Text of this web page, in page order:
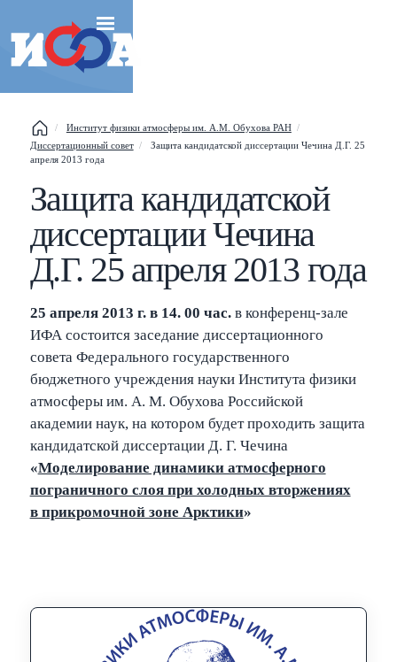
Институт физики атмосферы им. А.М. Обухова РАН
Диссертационный совет
Защита кандидатской диссертации Чечина Д.Г. 25
апреля 2013 года
Защита кандидатской
диссертации Чечина
Д.Г. 25 апреля 2013 года
25 апреля 2013 г. в 14. 00 час.в конференц-зале
ИФА состоится заседание диссертационного
совета Федерального государственного
бюджетного учреждения науки Института физики
атмосферы им. А. М. Обухова Российской
академии наук, на котором будет проходить защита
кандидатской диссертации Д. Г. Чечина
«Моделирование динамики атмосферного
пограничного слоя при холодных вторжениях
в прикромочной зоне Арктики»
This help popup
Search popup /
Navigate posts →